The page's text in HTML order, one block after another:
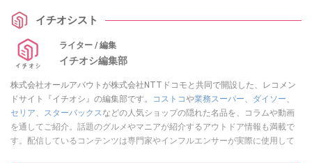
イチオシスト
ライター / 編集
イチオシ編集部
株式会社オールアバウトが株式会社NTTドコモと共同で開設した、レコメン
ドサイト『イチオシ』の編集部です。
コストコや業務スーパー、 ダイソー、
セリア、 スターバックスなどの人気ショップの隠れた名品を、コラムや動画
を通してご紹介。話題のグルメやマニアが紹介するアウトドア情報も満載で
す。配信しているコンテンツは専門家やインフルエンサーが実際に使用して